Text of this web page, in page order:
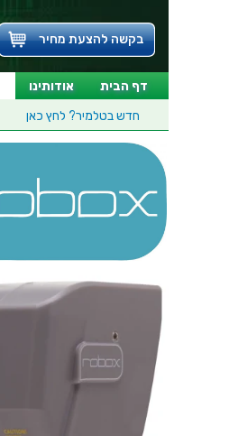
בקשה להצעת מחיר
דף הבית אודותינו
חדש בטלמיר? לחץ כאן